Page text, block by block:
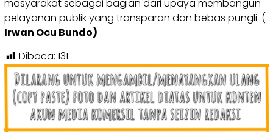
masyarakat sebagai bagian dari upaya membangun
pelayanan publik yang transparan dan bebas pungli. (
Irwan Ocu Bundo)
Dibaca: 131